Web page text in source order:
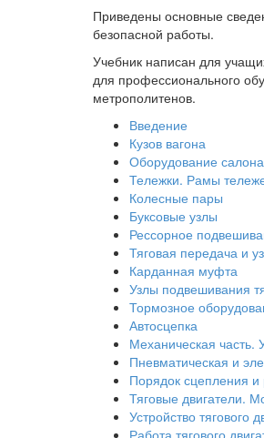
Приведены основные
безопасной работы.
Учебник написан для
для профессионального
метрополитенов.
Введение
Кузов вагона
Оборудование салона
Тележки. Рамы
Колесные пары
Буксовые узлы
Рессорное
Тяговая передача и
Карданная муфта
Узлы подвешивания
Тормозное
Автосцепка
Механическая часть.
Пневматическая и
Порядок сцепления и
Тяговые двигатели.
Устройство тягового
Работа тягового